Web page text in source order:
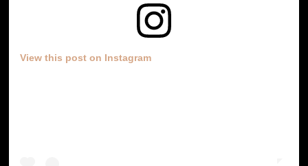
View this post on Instagram